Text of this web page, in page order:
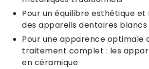
Pour un équilibre esthétique
des appareils dentaires blancs
Pour une apparence optimale
traitement complet : les
en céramique